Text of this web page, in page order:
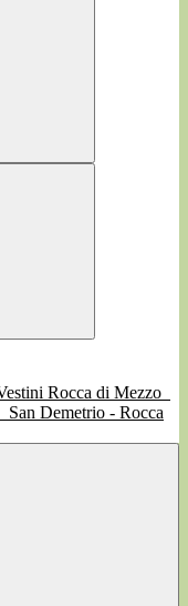
San Demetrio - Rocca